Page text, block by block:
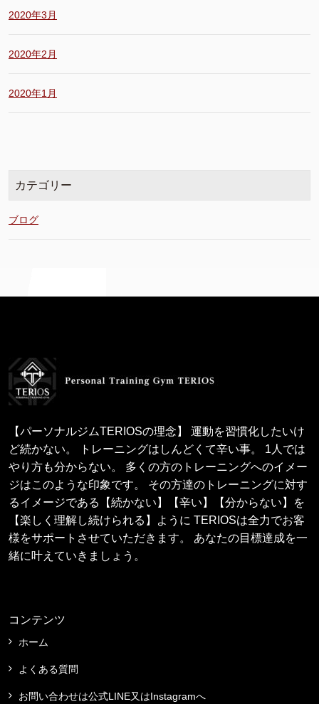
2020年3月
2020年2月
2020年1月
カテゴリー
ブログ
【パーソナルジムTERIOSの理念】 運動を習慣化したいけ
ど続かない。 トレーニングはしんどくて辛い事。 1人では
やり方も分からない。 多くの方のトレーニングへのイメー
ジはこのような印象です。 その方達のトレーニングに対す
るイメージである【続かない】【辛い】【分からない】を
【楽しく理解し続けられる】ように TERIOSは全力でお客
様をサポートさせていただきます。 あなたの目標達成を一
緒に叶えていきましょう。
コンテンツ
ホーム
よくある質問
お問い合わせは公式LINE又はInstagramへ